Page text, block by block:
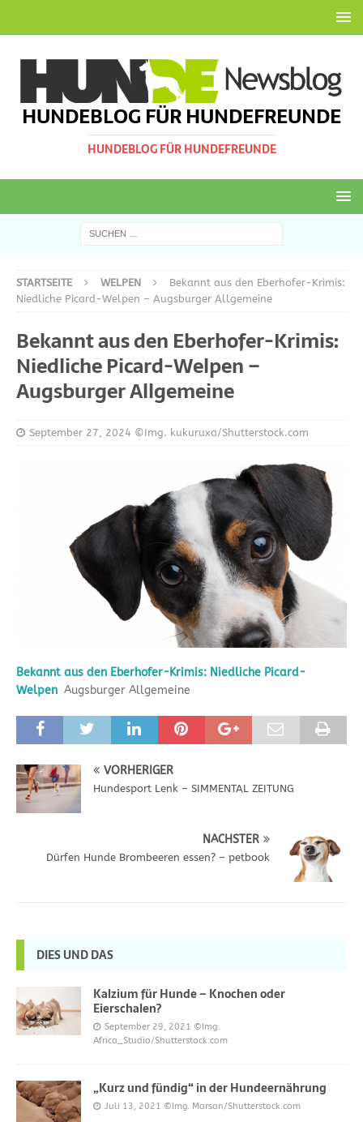
HUNDEBLOG FÜR HUNDEFREUNDE
HUNDEBLOG FÜR HUNDEFREUNDE
STARTSEITE WELPEN
Bekannt aus den Eberhofer-Krimis:
Niedliche Picard-Welpen – Augsburger Allgemeine
Bekannt aus den Eberhofer-Krimis:
Niedliche Picard-Welpen –
Augsburger Allgemeine
September 27, 2024 ©Img. kukuruxa/Shutterstock.com
Bekannt aus den Eberhofer-Krimis: Niedliche Picard-
Welpen Augsburger Allgemeine
VORHERIGER
Hundesport Lenk – SIMMENTAL ZEITUNG
NÄCHSTER
Dürfen Hunde Brombeeren essen? – petbook
DIES UND DAS
Kalzium für Hunde – Knochen oder
Eierschalen?
September 29, 2021 ©Img.
Africa_Studio/Shutterstock.com
„Kurz und fündig“ in der Hundeernährung
Juli 13, 2021 ©Img. Marsan/Shutterstock.com